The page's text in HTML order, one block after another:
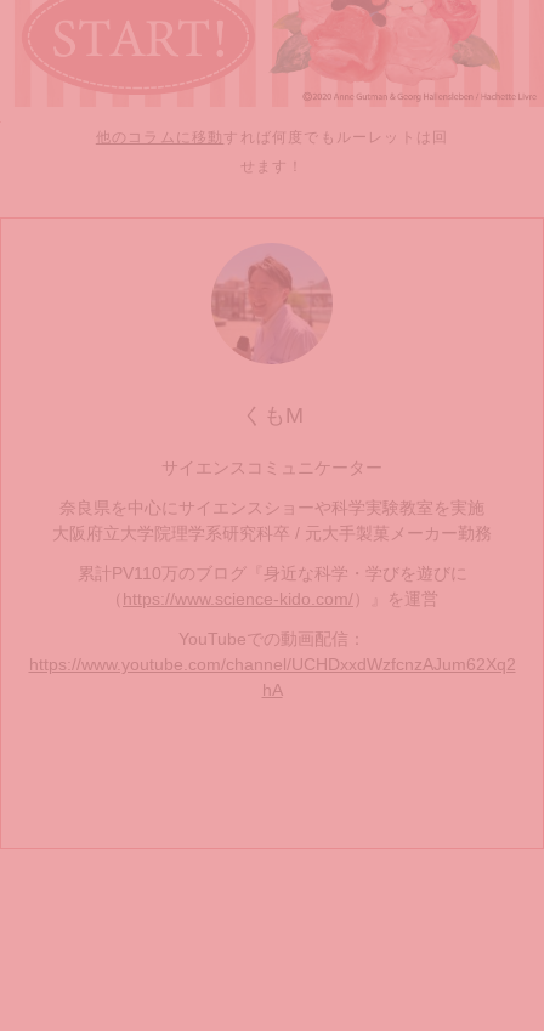
他のコラムに移動 すれば何度でもルーレットは回
せます！
くもM
サイエンスコミュニケーター
奈良県を中心にサイエンスショーや科学実験教室を実施
大阪府立大学院理学系研究科卒 / 元大手製菓メーカー勤務
累計PV110万のブログ『身近な科学・学びを遊びに
（ https://www.science-kido.com/）』を運営
YouTubeでの動画配信：
https://www.youtube.com/channel/UCHDxxdWzfcnzAJum62Xq2
hA